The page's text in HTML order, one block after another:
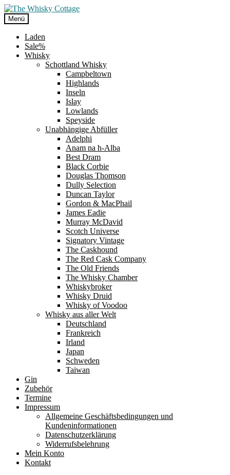
Zur
Navigation
springen
Zum
Inhalt
springen
Menü
Laden
Sale%
Whisky
Schottland Whisky
Campbeltown
Highlands
Inseln
Islay
Lowlands
Speyside
Unabhängige Abfüller
Adelphi
Anam na h-Alba
Best Dram
Black Corbie
Douglas Thomson
Dully Selection
Duncan Taylor
Gordon & MacPhail
James Eadie
Murray McDavid
Scotch Universe
Signatory Vintage
The Caskhound
The Red Cask Company
The Old Friends
The Whisky Chamber
Whiskybroker
Whisky Druid
Whisky of Voodoo
Whisky aus aller Welt
Deutschland
Frankreich
Irland
Japan
Schweden
Taiwan
Gin
Zubehör
Termine
Impressum
Allgemeine Geschäftsbedingungen und
Kundeninformationen
Datenschutzerklärung
Widerrufsbelehrung
Mein Konto
Kontakt